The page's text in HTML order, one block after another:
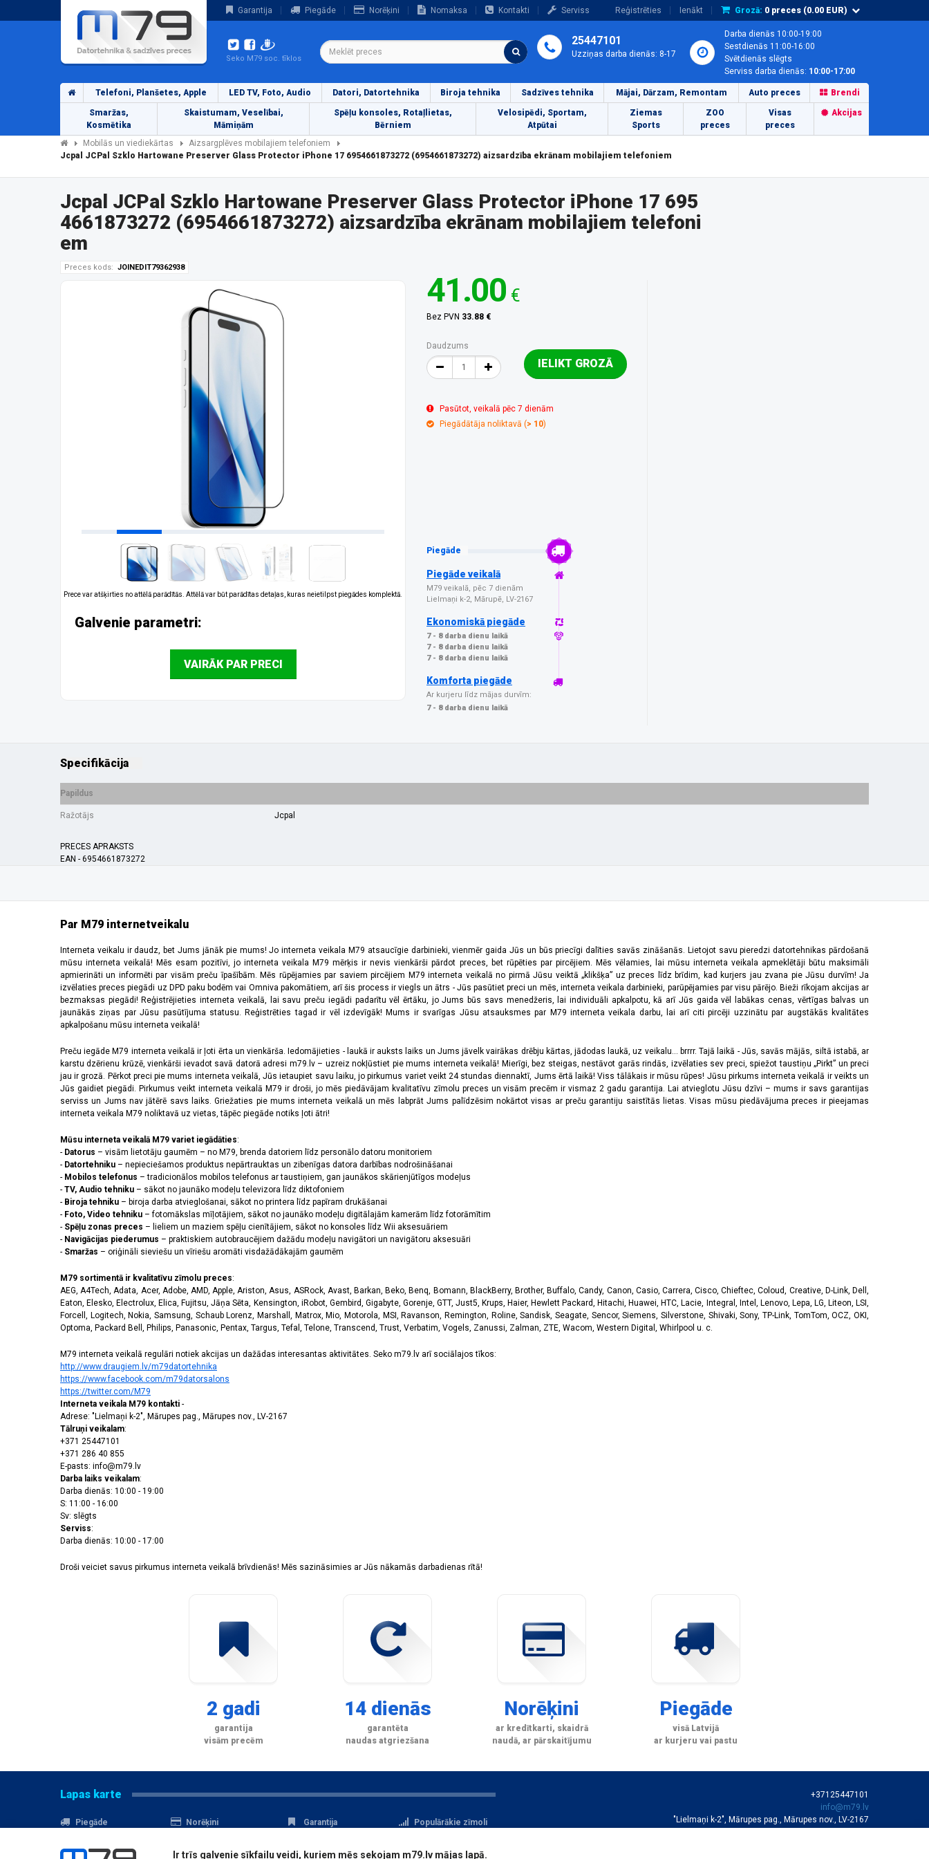
Garantija Piegāde Norēķini Nomaksa Kontakti Serviss Reģistrēties Ienākt Grozā: 0 preces (0.00 EUR)
Seko M79 soc. tīklos
25447101
Uzziņas darba dienās: 8-17
Darba dienās 10:00-19:00
Sestdienās 11:00-16:00
Svētdienās slēgts
Serviss darba dienās: 10:00-17:00
Telefoni, Planšetes, Apple LED TV, Foto, Audio Datori, Datortehnika Biroja tehnika Sadzīves tehnika Mājai, Dārzam, Remontam Auto preces Brendi
Smaržas,
Kosmētika
Skaistumam, Veselībai,
Māmiņām
Spēļu konsoles, Rotaļlietas,
Bērniem
Velosipēdi, Sportam,
Atpūtai
Ziemas
Sports
ZOO
preces
Visas
preces
Akcijas
Mobilās un viediekārtas
Aizsargplēves mobilajiem telefoniem
Jcpal JCPal Szklo Hartowane Preserver Glass Protector iPhone 17 6954661873272 (6954661873272) aizsardzība ekrānam mobilajiem telefoniem
Jcpal JCPal Szklo Hartowane Preserver Glass Protector iPhone 17 695
4661873272 (6954661873272) aizsardzība ekrānam mobilajiem telefoni
em
Preces kods: JOINEDIT79362938
Prece var atšķirties no attēlā parādītās. Attēlā var būt parādītas detaļas, kuras neietilpst piegādes komplektā.
Galvenie parametri:
VAIRĀK PAR PRECI
41.00 €
Bez PVN 33.88 €
Daudzums
IELIKT GROZĀ
Pasūtot, veikalā pēc 7 dienām
Piegādātāja noliktavā (> 10)
Piegāde
Piegāde veikalā
M79 veikalā, pēc 7 dienām
Lielmaņi k-2, Mārupē, LV-2167
Ekonomiskā piegāde
7 - 8 darba dienu laikā
7 - 8 darba dienu laikā
7 - 8 darba dienu laikā
Komforta piegāde
Ar kurjeru līdz mājas durvīm:
7 - 8 darba dienu laikā
Specifikācija
Papildus
Ražotājs Jcpal
PRECES APRAKSTS
EAN - 6954661873272
Par M79 internetveikalu
Interneta veikalu ir daudz, bet Jums jānāk pie mums! Jo interneta veikala M79 atsaucīgie darbinieki, vienmēr gaida Jūs un būs priecīgi dalīties savās zināšanās. Lietojot savu pieredzi datortehnikas pārdošanā
mūsu interneta veikalā! Mēs esam pozitīvi, jo interneta veikala M79 mērķis ir nevis vienkārši pārdot preces, bet rūpēties par pircējiem. Mēs vēlamies, lai mūsu interneta veikala apmeklētāji būtu maksimāli
apmierināti un informēti par visām preču īpašībām. Mēs rūpējamies par saviem pircējiem M79 interneta veikalā no pirmā Jūsu veiktā „klikšķa” uz preces līdz brīdim, kad kurjers jau zvana pie Jūsu durvīm! Ja
izvēlaties preces piegādi uz DPD paku bodēm vai Omniva pakomātiem, arī šis process ir viegls un ātrs - Jūs pasūtiet preci un mēs, interneta veikala darbinieki, parūpējamies par visu pārējo. Bieži rīkojam akcijas ar
bezmaksas piegādi! Reģistrējieties interneta veikalā, lai savu preču iegādi padarītu vēl ērtāku, jo Jums būs savs menedžeris, lai individuāli apkalpotu, kā arī Jūs gaida vēl labākas cenas, vērtīgas balvas un
jaunākās ziņas par Jūsu pasūtījuma statusu. Reģistrēties tagad ir vēl izdevīgāk! Mums ir svarīgas Jūsu atsauksmes par M79 interneta veikala darbu, lai arī citi pircēji uzzinātu par augstākās kvalitātes
apkalpošanu mūsu interneta veikalā!
Preču iegāde M79 interneta veikalā ir ļoti ērta un vienkārša. Iedomājieties - laukā ir auksts laiks un Jums jāvelk vairākas drēbju kārtas, jādodas laukā, uz veikalu... brrrr. Tajā laikā - Jūs, savās mājās, siltā istabā, ar
karstu dzērienu krūzē, vienkārši ievadot savā datorā adresi m79.lv – uzreiz nokļūstiet pie mums interneta veikalā! Mierīgi, bez steigas, nestāvot garās rindās, izvēlaties sev preci, spiežot taustiņu „Pirkt” un preci
jau ir grozā. Pērkot preci pie mums interneta veikalā, Jūs ietaupiet savu laiku, jo pirkumus variet veikt 24 stundas diennaktī, Jums ērtā laikā! Viss tālākais ir mūsu rūpes! Jūsu pirkums interneta veikalā ir veikts un
Jūs gaidiet piegādi. Pirkumus veikt interneta veikalā M79 ir droši, jo mēs piedāvājam kvalitatīvu zīmolu preces un visām precēm ir vismaz 2 gadu garantija. Lai atvieglotu Jūsu dzīvi – mums ir savs garantijas
serviss un Jums nav jātērē savs laiks. Griežaties pie mums interneta veikalā un mēs labprāt Jums palīdzēsim nokārtot visas ar preču garantiju saistītās lietas. Visas mūsu piedāvājuma preces ir pieejamas
interneta veikala M79 noliktavā uz vietas, tāpēc piegāde notiks ļoti ātri!
Mūsu interneta veikalā M79 variet iegādāties:
- Datorus – visām lietotāju gaumēm – no M79, brenda datoriem līdz personālo datoru monitoriem
- Datortehniku – nepieciešamos produktus nepārtrauktas un zibenīgas datora darbības nodrošināšanai
- Mobilos telefonus – tradicionālos mobilos telefonus ar taustiņiem, gan jaunākos skārienjūtīgos modeļus
- TV, Audio tehniku – sākot no jaunāko modeļu televizora līdz diktofoniem
- Biroja tehniku – biroja darba atvieglošanai, sākot no printera līdz papīram drukāšanai
- Foto, Video tehniku – fotomākslas mīļotājiem, sākot no jaunāko modeļu digitālajām kamerām līdz fotorāmītim
- Spēļu zonas preces – lieliem un maziem spēļu cienītājiem, sākot no konsoles līdz Wii aksesuāriem
- Navigācijas piederumus – praktiskiem autobraucējiem dažādu modeļu navigātori un navigātoru aksesuāri
- Smaržas – oriģināli sieviešu un vīriešu aromāti visdažādākajām gaumēm
M79 sortimentā ir kvalitatīvu zīmolu preces:
AEG, A4Tech, Adata, Acer, Adobe, AMD, Apple, Ariston, Asus, ASRock, Avast, Barkan, Beko, Benq, Bomann, BlackBerry, Brother, Buffalo, Candy, Canon, Casio, Carrera, Cisco, Chieftec, Coloud, Creative, D-Link, Dell,
Eaton, Elesko, Electrolux, Elica, Fujitsu, Jāņa Sēta, Kensington, iRobot, Gembird, Gigabyte, Gorenje, GTT, Just5, Krups, Haier, Hewlett Packard, Hitachi, Huawei, HTC, Lacie, Integral, Intel, Lenovo, Lepa, LG, Liteon, LSI,
Forcell, Logitech, Nokia, Samsung, Schaub Lorenz, Marshall, Matrox, Mio, Motorola, MSI, Ravanson, Remington, Roline, Sandisk, Seagate, Sencor, Siemens, Silverstone, Shivaki, Sony, TP-Link, TomTom, OCZ, OKI,
Optoma, Packard Bell, Philips, Panasonic, Pentax, Targus, Tefal, Telone, Transcend, Trust, Verbatim, Vogels, Zanussi, Zalman, ZTE, Wacom, Western Digital, Whirlpool u. c.
M79 interneta veikalā regulāri notiek akcijas un dažādas interesantas aktivitātes. Seko m79.lv arī sociālajos tīkos:
http://www.draugiem.lv/m79datortehnika
https://www.facebook.com/m79datorsalons
https://twitter.com/M79
Interneta veikala M79 kontakti -
Adrese: "Lielmaņi k-2", Mārupes pag., Mārupes nov., LV-2167
Tālruņi veikalam:
+371 25447101
+371 286 40 855
E-pasts: info@m79.lv
Darba laiks veikalam:
Darba dienās: 10:00 - 19:00
S: 11:00 - 16:00
Sv: slēgts
Serviss:
Darba dienās: 10:00 - 17:00
Droši veiciet savus pirkumus interneta veikalā brīvdienās! Mēs sazināsimies ar Jūs nākamās darbadienas rītā!
2 gadi
garantija
visām precēm
14 dienās
garantēta
naudas atgriezšana
Norēķini
ar kredītkarti, skaidrā
naudā, ar pārskaitījumu
Piegāde
visā Latvijā
ar kurjeru vai pastu
Lapas karte
Piegāde
Norēķini
Akcijas
Serviss
Garantija
Populārākie zīmoli
Datu aizsardzība
Reģistrācija
+37125447101
info@m79.lv
"Lielmaņi k-2", Mārupes pag., Mārupes nov., LV-2167
Ir trīs galvenie sīkfailu veidi, kuriem mēs sekojam m79.lv mājas lapā.